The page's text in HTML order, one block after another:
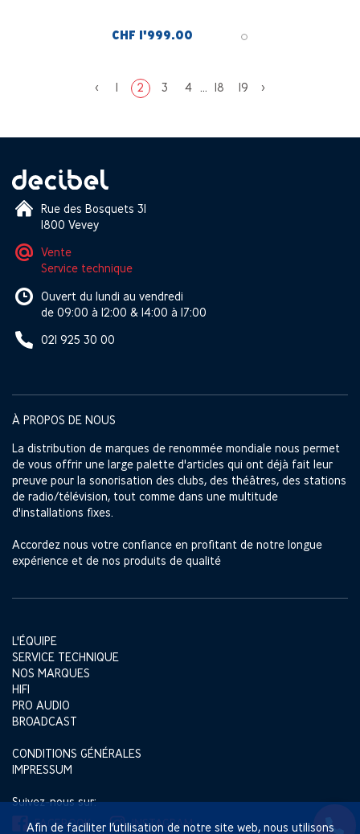
Afin de faciliter l’utilisation de notre site web, nous utilisons
CHF 1'999.00
< 1 2 3 4 ... 18 19 >
Rue des Bosquets 31
1800 Vevey
Vente
Service technique
Ouvert du lundi au vendredi
de 09:00 à 12:00 & 14:00 à 17:00
021 925 30 00
À PROPOS DE NOUS
La distribution de marques de renommée mondiale nous permet
de vous offrir une large palette d'articles qui ont déjà fait leur
preuve pour la sonorisation des clubs, des théâtres, des stations
de radio/télévision, tout comme dans une multitude
d'installations fixes.
Accordez nous votre confiance en profitant de notre longue
expérience et de nos produits de qualité
L'ÉQUIPE
SERVICE TECHNIQUE
NOS MARQUES
HIFI
PRO AUDIO
BROADCAST
CONDITIONS GÉNÉRALES
IMPRESSUM
Suivez-nous sur:
FACEBOOK
INSTAGRAM